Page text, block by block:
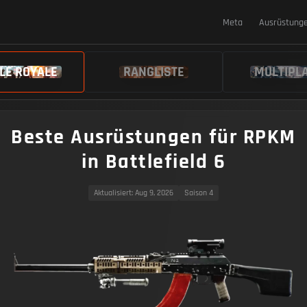
Meta
ROYALE RANGLISTE
Beste Ausrüstungen für RPKM
in Battlefield 6
Aktualisiert: Aug 9, 2026 Saison 4